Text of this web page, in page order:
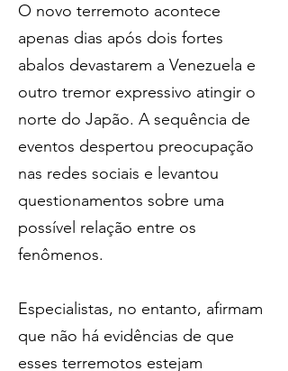
O novo terremoto acontece
apenas dias após dois fortes
abalos devastarem a Venezuela e
outro tremor expressivo atingir o
norte do Japão. A sequência de
eventos despertou preocupação
nas redes sociais e levantou
questionamentos sobre uma
possível relação entre os
fenômenos.
Especialistas, no entanto, afirmam
que não há evidências de que
esses terremotos estejam